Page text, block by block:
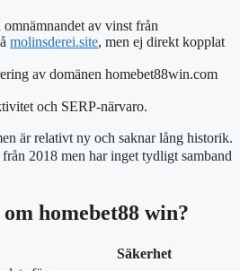
omnämnandet av vinst från
molinsderei.site, men ej direkt kopplat
av domänen homebet88win.com
och SERP-närvaro.
är relativt ny och saknar lång historik.
2018 men har inget tydligt samband
homebet88 win?
Säkerhet